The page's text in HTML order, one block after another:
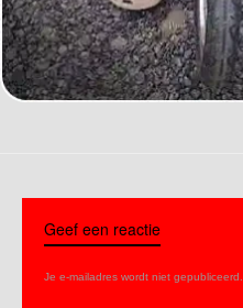
Geef een reactie
Je e-mailadres wordt niet gepubliceerd.